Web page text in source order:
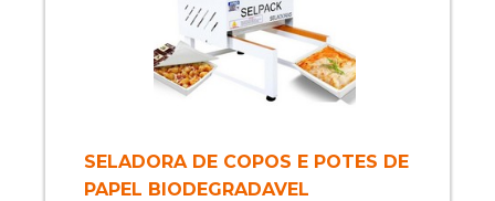
SELADORA DE COPOS E POTES DE
PAPEL BIODEGRADAVEL